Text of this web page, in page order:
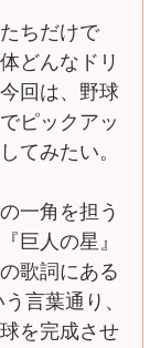
ちだけで
どんなドリ
回は、野球
ピックアッ
てみたい。
一角を担う
巨人の星』
歌詞にある
言葉通り、
を完成させ